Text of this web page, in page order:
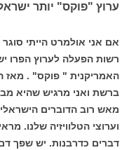
ערוץ "פוקס" יותר
אם אני אולמרט הייתי
רשות הפעלה לערוץ הפרו
האמריקנית " פוקס" . מאז
ברשת ואני מרגיש שהיא
מאש רוב הדוברים
וערוצי הטלוויזיה שלנו.
דברים כדרבנות. יש שפך